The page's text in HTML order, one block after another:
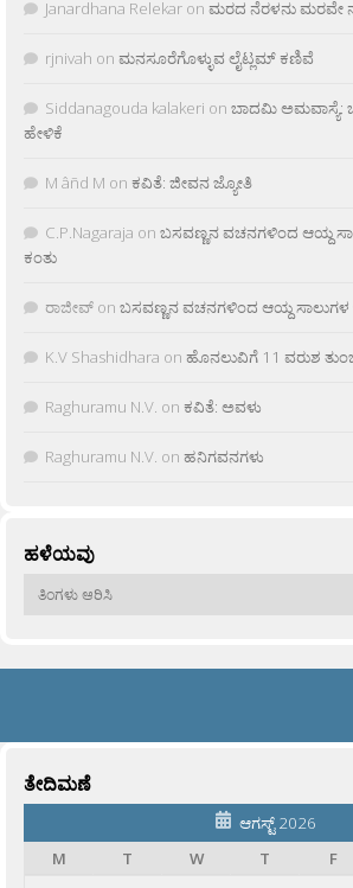
Janardhana Relekar on ಮರದ ನೆರಳನು ಮರವೇ
rjnivah on ಮನಸೂರೆಗೊಳ್ಳುವ ಲೈಟ್ಲಮ್ ಕಣಿವೆ
Siddanagouda kalakeri on ಬಾದಮಿ ಅಮವಾಸ್ಯೆ:
ಹೇಳಿಕೆ
M âñd M on ಕವಿತೆ: ಜೀವನ ಜ್ಯೋತಿ
C.P.Nagaraja on ಬಸವಣ್ಣನ ವಚನಗಳಿಂದ ಆಯ್ದ
ಕಂತು
ರಾಜೀವ್ on ಬಸವಣ್ಣನ ವಚನಗಳಿಂದ ಆಯ್ದ
K.V Shashidhara on ಹೊನಲುವಿಗೆ 11 ವರುಶ
Raghuramu N.V. on ಕವಿತೆ: ಅವಳು
Raghuramu N.V. on ಹನಿಗವನಗಳು
ಹಳೆಯವು
ಹಳೆಯವು
ತೇದಿಮಣೆ
ಆಗಸ್ಟ್ 2026
M
T W T F